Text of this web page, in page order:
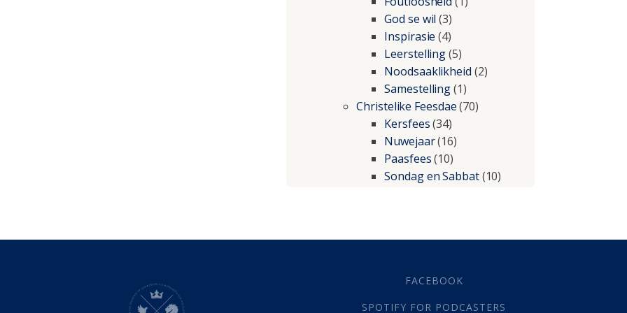
God se wil (3)
Inspirasie (4)
Leerstelling(5)
Noodsaaklikheid (2)
Samestelling(1)
Christelike Feesdae(70)
Kersfees(34)
Nuwejaar(16)
Paasfees(10)
Sondag en Sabbat(10)
Geestelike Groei
FACEBOOK
SPOTIFY FOR PODCASTERS